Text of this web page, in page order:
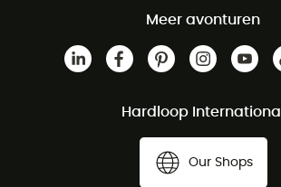
Meer avonturen
Hardloop International
Our Shops